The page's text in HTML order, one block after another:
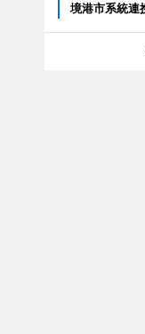
境港市系統連